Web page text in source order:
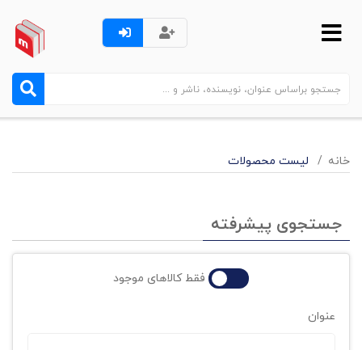
خانه لیست محصولات
جستجوی پیشرفته
فقط کالاهای موجود
عنوان